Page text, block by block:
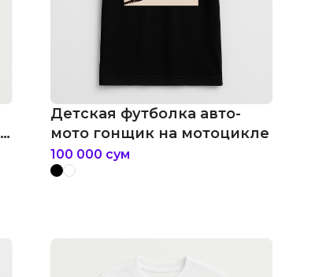
Детская футболка авто-
мото гонщик на мотоцикле
100 000 сум